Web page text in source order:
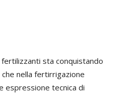
sta conquistando
nella fertirrigazione
espressione tecnica di